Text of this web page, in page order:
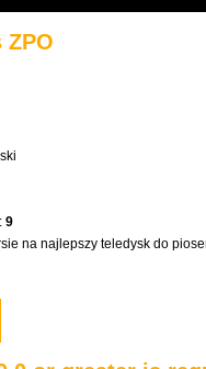
ZPO
: 9
na najlepszy teledysk do